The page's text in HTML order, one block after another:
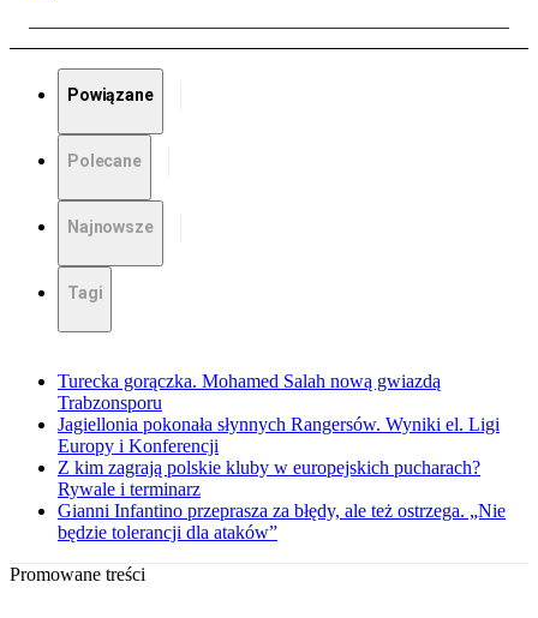
Powiązane
Polecane
Najnowsze
Tagi
Turecka gorączka. Mohamed Salah nową gwiazdą
Trabzonsporu
Jagiellonia pokonała słynnych Rangersów. Wyniki el. Ligi
Europy i Konferencji
Z kim zagrają polskie kluby w europejskich pucharach?
Rywale i terminarz
Gianni Infantino przeprasza za błędy, ale też ostrzega. „Nie
będzie tolerancji dla ataków”
Promowane treści